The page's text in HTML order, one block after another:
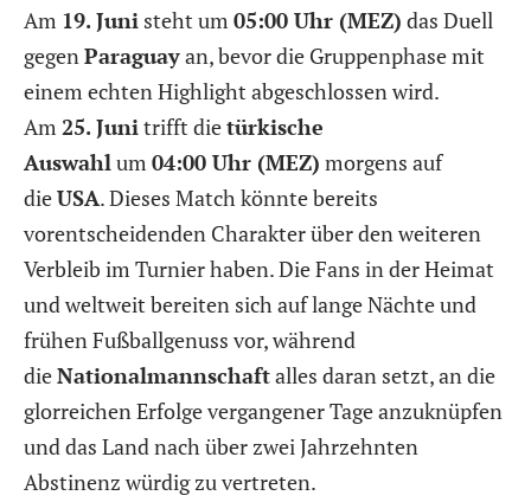
Am 19. Juni steht um 05:00 Uhr (MEZ) das Duell
gegenParaguayan, bevor die Gruppenphase mit
einem echten Highlight abgeschlossen wird.
Am 25. Junitrifft dietürkische
Auswahlum 04:00 Uhr (MEZ) morgens auf
dieUSA. Dieses Match könnte bereits
vorentscheidenden Charakter über den weiteren
Verbleib im Turnier haben. Die Fans in der Heimat
und weltweit bereiten sich auf lange Nächte und
frühen Fußballgenuss vor, während
dieNationalmannschaftalles daran setzt, an die
glorreichen Erfolge vergangener Tage anzuknüpfen
und das Land nach über zwei Jahrzehnten
Abstinenz würdig zu vertreten.